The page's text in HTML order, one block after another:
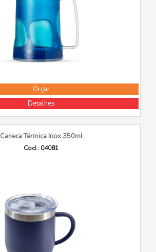
Orçar
Detalhes
Caneca Térmica Inox 350ml
Cod.: 04081